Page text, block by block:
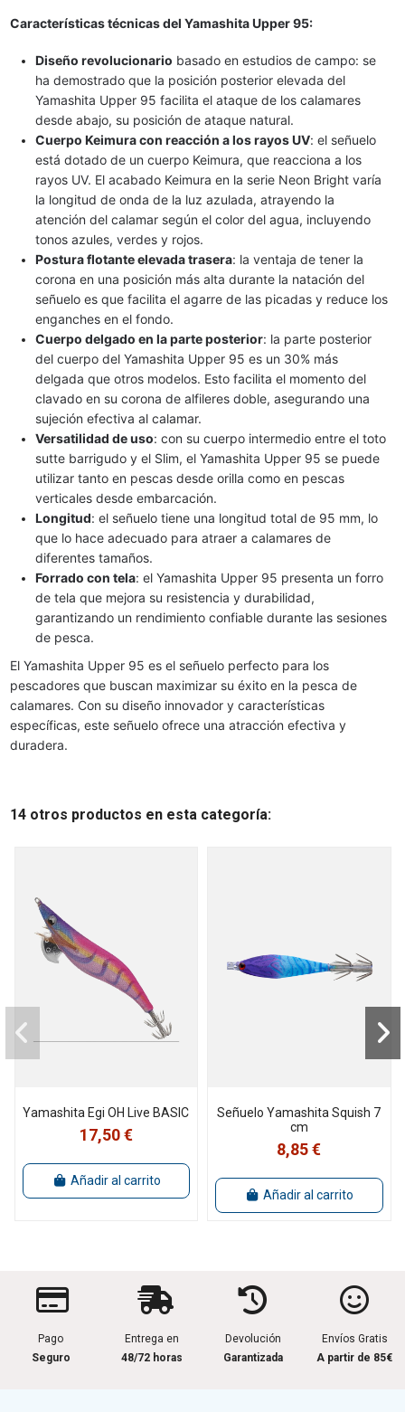
Características técnicas del Yamashita Upper 95:
Diseño revolucionario basado en estudios de campo: se
ha demostrado que la posición posterior elevada del
Yamashita Upper 95 facilita el ataque de los calamares
desde abajo, su posición de ataque natural.
Cuerpo Keimura con reacción a los rayos UV: el señuelo
está dotado de un cuerpo Keimura, que reacciona a los
rayos UV. El acabado Keimura en la serie Neon Bright varía
la longitud de onda de la luz azulada, atrayendo la
atención del calamar según el color del agua, incluyendo
tonos azules, verdes y rojos.
Postura flotante elevada trasera: la ventaja de tener la
corona en una posición más alta durante la natación del
señuelo es que facilita el agarre de las picadas y reduce los
enganches en el fondo.
Cuerpo delgado en la parte posterior: la parte posterior
del cuerpo del Yamashita Upper 95 es un 30% más
delgada que otros modelos. Esto facilita el momento del
clavado en su corona de alfileres doble, asegurando una
sujeción efectiva al calamar.
Versatilidad de uso: con su cuerpo intermedio entre el toto
sutte barrigudo y el Slim, el Yamashita Upper 95 se puede
utilizar tanto en pescas desde orilla como en pescas
verticales desde embarcación.
Longitud: el señuelo tiene una longitud total de 95 mm, lo
que lo hace adecuado para atraer a calamares de
diferentes tamaños.
Forrado con tela: el Yamashita Upper 95 presenta un forro
de tela que mejora su resistencia y durabilidad,
garantizando un rendimiento confiable durante las sesiones
de pesca.
El Yamashita Upper 95 es el señuelo perfecto para los
pescadores que buscan maximizar su éxito en la pesca de
calamares. Con su diseño innovador y características
específicas, este señuelo ofrece una atracción efectiva y
duradera.
14 otros productos en esta categoría:
Yamashita Egi OH Live BASIC
17,50 €
Añadir al carrito
Señuelo Yamashita Squish 7
cm
8,85 €
Añadir al carrito
Pago
Seguro
Entrega en
48/72 horas
Devolución
Garantizada
Envíos Gratis
A partir de 85€